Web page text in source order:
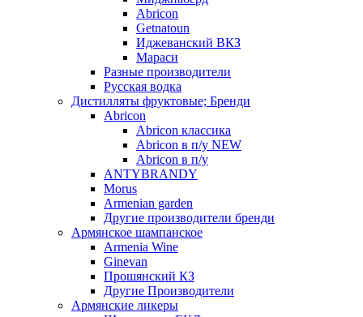
Abricon
Getnatoun
Иджеванский ВКЗ
Мараси
Разные производители
Русская водка
Дистилляты фруктовые; Бренди
Abricon
Abricon классика
Abricon в п/у NEW
Abricon в п/у
ANTYBRANDY
Morus
Armenian garden
Другие производители бренди
Армянское шампанское
Armenia Wine
Ginevan
Прошянский КЗ
Другие Производители
Армянские ликеры